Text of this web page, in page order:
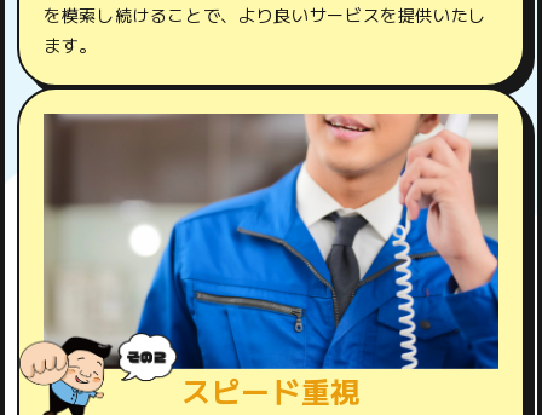
を模索し続けることで、より良いサービスを提供いたし
ます。
スピード重視